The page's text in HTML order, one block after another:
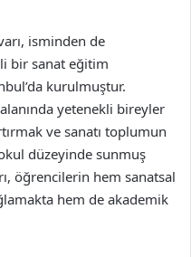
isminden de
bir sanat eğitim
kurulmuştur.
yetenekli bireyler
ve sanatı toplumun
düzeyinde sunmuş
öğrencilerin hem sanatsal
hem de akademik